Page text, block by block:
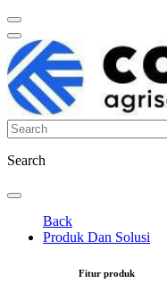
Search
Back
Produk Dan Solusi
Fitur produk